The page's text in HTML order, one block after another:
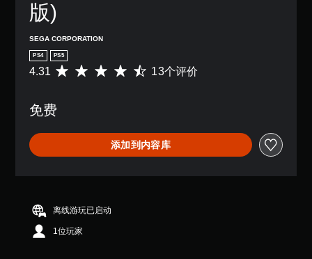
版)
SEGA CORPORATION
PS4 PS5
平
价
.
3
满
分
5
4.31 13个评价
免费
添加到内容库
离线游玩已启动
1位玩家